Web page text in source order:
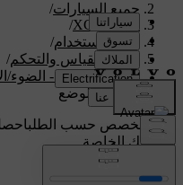
جميع السيارات/
XC70 2016
/
دليل الاستخدام/
اجهزة القياس والتحكم/
أزرار التحكم - الضوء/
مصابيح الوضع
دعم مخصص حسب الطلب
بسيارتك الخاصة.
تسجيل الدخول